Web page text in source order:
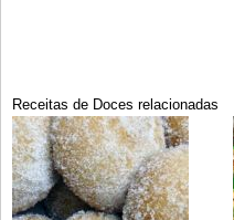
Receitas de Doces relacionadas